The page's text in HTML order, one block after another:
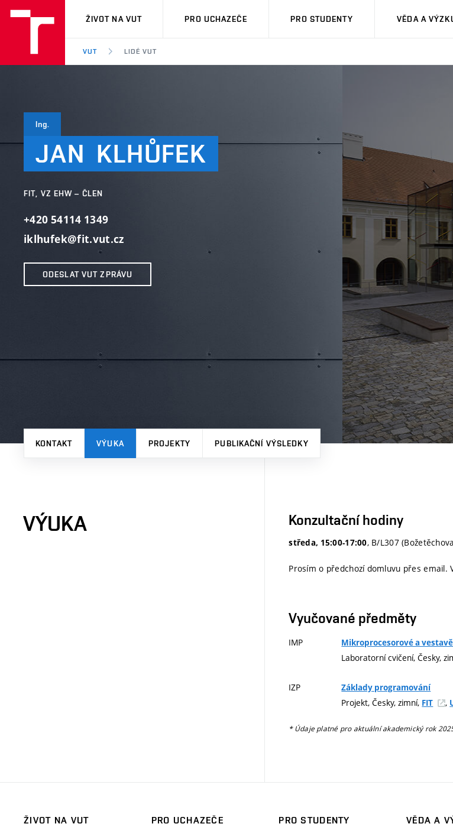
VUT
ŽIVOT NA VUT PRO UCHAZEČE PRO STUDENTY VĚDA A
VUT LIDÉ VUT
Ing.
JAN KLHŮFEK
FIT, VZ EHW – ČLEN
+420 54114 1349
iklhufek@fit.vut.cz
ODESLAT VUT ZPRÁVU
KONTAKT VÝUKA PROJEKTY PUBLIKAČNÍ VÝSLEDKY
VÝUKA Konzultační hodiny
středa, 15:00-17:00, B/L307
Prosím o předchozí domluvu přes email.
Vyučované předměty
IMP Mikroprocesorové a
Laboratorní cvičení, Česky,
IZP Základy programování
Projekt, Česky, zimní, FIT ,
* Údaje platné pro aktuální akademický rok
ŽIVOT NA VUT
PRO UCHAZEČE
PRO STUDENTY
VĚDA A